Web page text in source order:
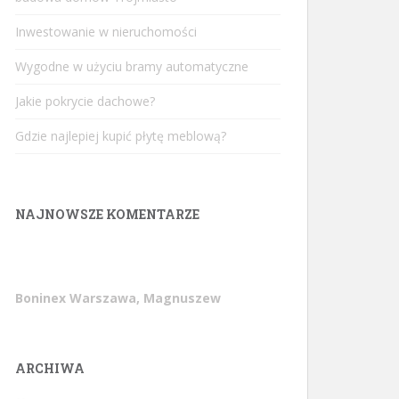
Inwestowanie w nieruchomości
Wygodne w użyciu bramy automatyczne
Jakie pokrycie dachowe?
Gdzie najlepiej kupić płytę meblową?
NAJNOWSZE KOMENTARZE
Boninex Warszawa, Magnuszew
ARCHIWA